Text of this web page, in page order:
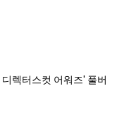
렉터스컷 어워즈' 풀버